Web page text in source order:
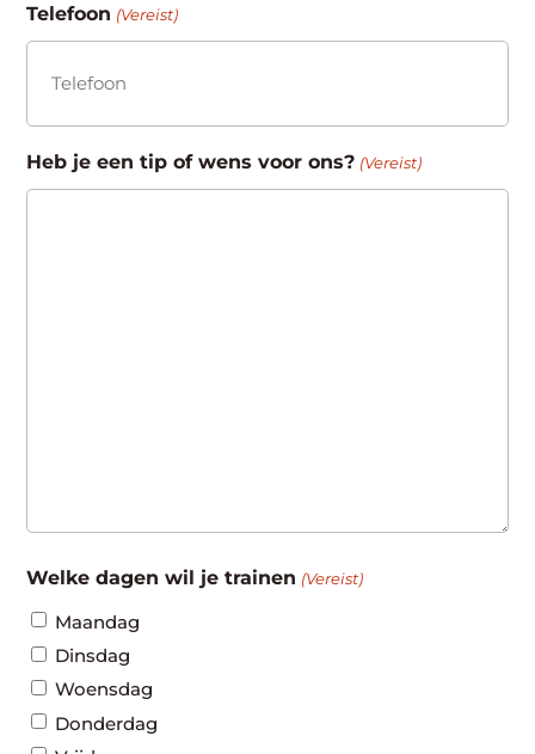
Telefoon (Vereist)
Heb je een tip of wens voor ons? (Vereist)
Welke dagen wil je trainen (Vereist)
Maandag
Dinsdag
Woensdag
Donderdag